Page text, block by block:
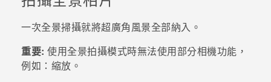
優惠專區
焦點訊息
銷售門市
一次全景掃攝就將超廣角風景全部納入。
重要: 使用全景拍攝模式時無法使用部分相機功能，
例如：縮放。